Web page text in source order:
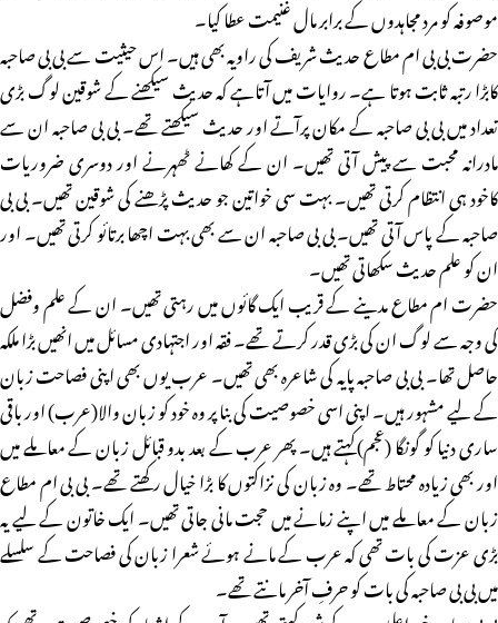
موصوفہ کو مرد مجاہدوں کے برابر مال غنیمت عطا کیا۔
حضرت بی بی ام مطاع حدیث شریف کی راویہ بھی ہیں۔ اس حیثیت سے بی بی صاحبہ
کابڑا رتبہ ثابت ہوتا ہے۔ روایات میں آتاہے کہ حدیث سیکھنے کے شوقین لوگ بڑی
تعداد میں بی بی صاحبہ کے مکان پرآتے اور حدیث سیکھتے تھے۔ بی بی صاحبہ ان سے
مادرانہ محبت سے پیش آتی تھیں۔ ان کے کھانے ٹھہرنے اور دوسری ضروریات
کاخود ہی انتظام کرتی تھیں۔ بہت سی خواتین جو حدیث پڑھنے کی شوقین تھیں۔ بی بی
صاحبہ کے پاس آتی تھیں۔ بی بی صاحبہ ان سے بھی بہت اچھا برتائو کرتی تھیں۔ اور
ان کو علم حدیث سکھاتی تھیں۔
حضرت ام مطاع مدینے کے قریب ایک گائوں میں رہتی تھیں۔ ان کے علم وفضل
کی وجہ سے لوگ ان کی بڑی قدر کرتے تھے۔ فقہ اور اجتہادی مسائل میں انھیں بڑا ملکہ
حاصل تھا۔ بی بی صاحبہ پایہ کی شاعرہ بھی تھیں۔ عرب یوں بھی اپنی فصاحت زبان
کے لیے مشہور ہیں۔ اپنی اسی خصوصیت کی بنا پر وہ خود کو زبان والا(عرب) اور باقی
ساری دنیا کو گونگا (عجم)کہتے ہیں۔ پھر عرب کے بعد بدو قبائل زبان کے معاملے میں
اور بھی زیادہ محتاط تھے۔ وہ زبان کی نزاکتوں کا بڑا خیال رکھتے تھے۔ بی بی ام مطاع
زبان کے معاملے میں اپنے زمانے میں حجت مانی جاتی تھیں۔ ایک خاتون کے لیے یہ
بڑی عزت کی بات تھی کہ عرب کے مانے ہوئے شعرا زبان کی فصاحت کے سلسلے
میں بی بی صاحبہ کی بات کو حرفِ آخر مانتے تھے۔